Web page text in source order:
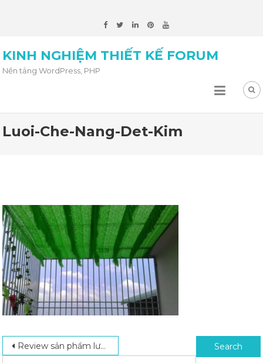
KINH NGHIỆM THIẾT KẾ FORUM
Nền tảng WordPress, PHP
Luoi-Che-Nang-Det-Kim
Post navigation
Review sản phẩm lưới chất lượng tại công ty Hsia Cheng Search for: